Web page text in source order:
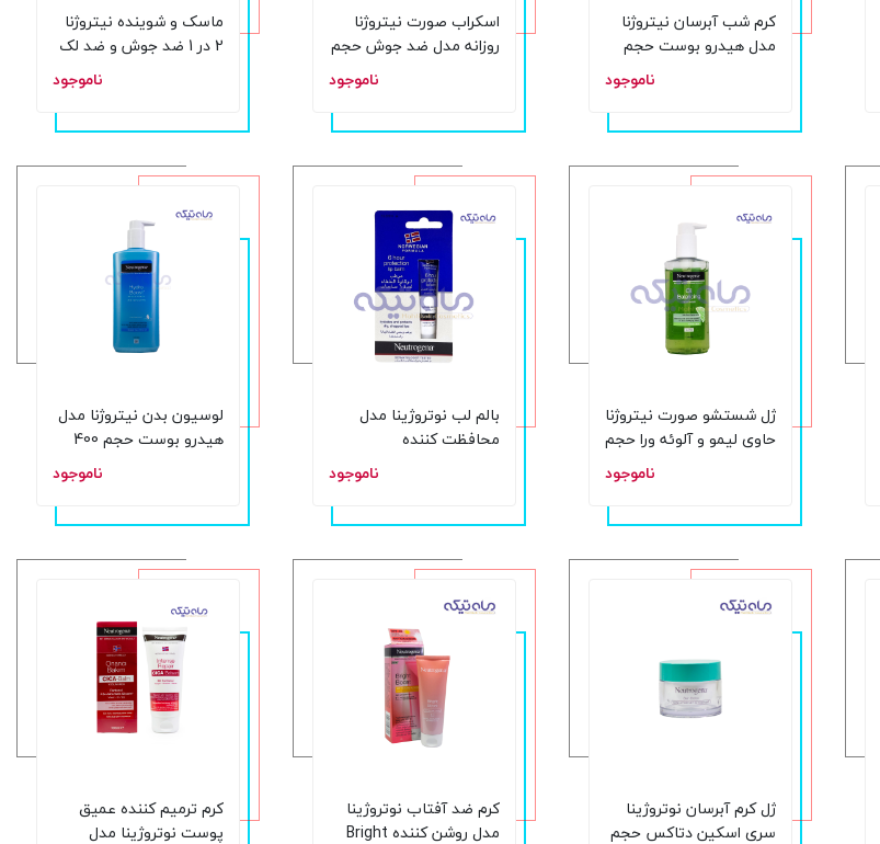
کرم شب آبرسان نیتروژنا
مدل هیدرو بوست حجم
ناموجود
اسکراب صورت نیتروژنا
روزانه مدل ضد جوش حجم
ناموجود
ماسک و شوینده نیتروژنا
2 در 1 ضد جوش و ضد لک
ناموجود
ژل شستشو صورت نیتروژنا
حاوی لیمو و آلوئه ورا حجم
ناموجود
بالم لب نوتروژینا مدل
محافظت کننده
ناموجود
لوسیون بدن نیتروژنا مدل
هیدرو بوست حجم 400
ناموجود
ژل کرم آبرسان نوتروژینا
سری اسکین دتاکس حجم
کرم ضد آفتاب نوتروژینا
مدل روشن کننده Bright
کرم ترمیم کننده عمیق
پوست نوتروژینا مدل